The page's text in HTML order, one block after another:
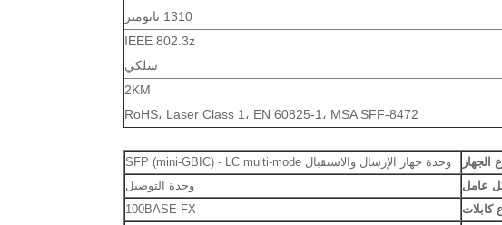
1310 نانومتر
IEEE 802.3z
سلكي
2KM
RoHS، Laser Class 1، EN 60825-1، MSA SFF-8472
الجهاز
وحدة جهاز الإرسال والاستقبال SFP (mini-GBIC) - LC multi-mode
عامل
وحدة التوصيل
كابلات
100BASE-FX